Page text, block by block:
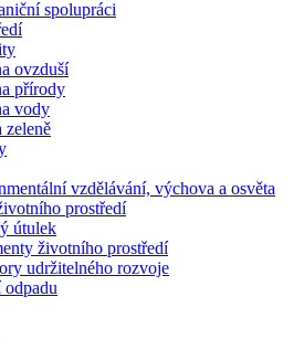
spolupráci
ovzduší
přírody
vody
zeleně
vzdělávání, výchova a osvěta
prostředí
útulek
životního prostředí
udržitelného rozvoje